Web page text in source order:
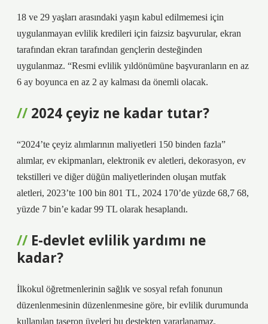
18 ve 29 yaşları arasındaki yaşın kabul edilmemesi için
uygulanmayan evlilik kredileri için faizsiz başvurular, ekran
tarafından ekran tarafından gençlerin desteğinden
uygulanmaz. “Resmi evlilik yıldönümüne başvuranların en az
6 ay boyunca en az 2 ay kalması da önemli olacak.
2024 çeyiz ne kadar tutar?
“2024’te çeyiz alımlarının maliyetleri 150 binden fazla”
alımlar, ev ekipmanları, elektronik ev aletleri, dekorasyon, ev
tekstilleri ve diğer düğün maliyetlerinden oluşan mutfak
aletleri, 2023’te 100 bin 801 TL, 2024 170’de yüzde 68,7 68,
yüzde 7 bin’e kadar 99 TL olarak hesaplandı.
E-devlet evlilik yardımı ne
kadar?
İlkokul öğretmenlerinin sağlık ve sosyal refah fonunun
düzenlenmesinin düzenlenmesine göre, bir evlilik durumunda
kullanılan taşeron üyeleri bu destekten yararlanamaz.